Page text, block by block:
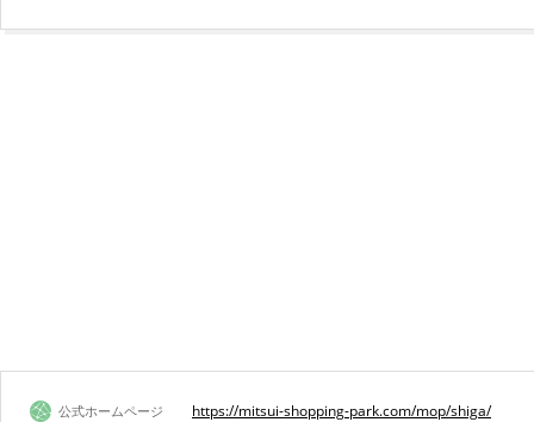
公式ホームページ https://mitsui-shopping-park.com/mop/shiga/